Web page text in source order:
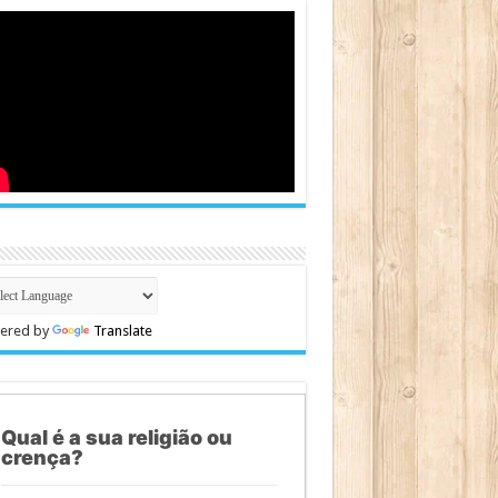
by Translate
Qual é a sua religião ou
crença?